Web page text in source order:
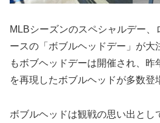
MLBシーズンのスペシャルデー、
ースの「ボブルヘッドデー」が大
もボブヘッドデーは開催され、昨
を再現したボブルヘッドが多数登
ボブルヘッドは観戦の思い出とし